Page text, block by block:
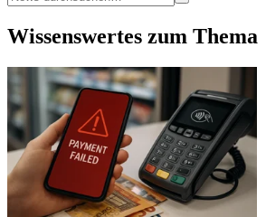
Wissenswertes zum Thema